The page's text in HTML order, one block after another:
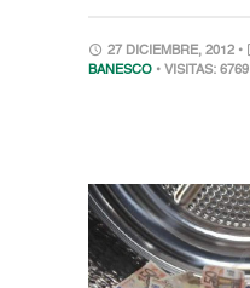
27 DICIEMBRE, 2012 •
BANESCO • VISITAS: 6769